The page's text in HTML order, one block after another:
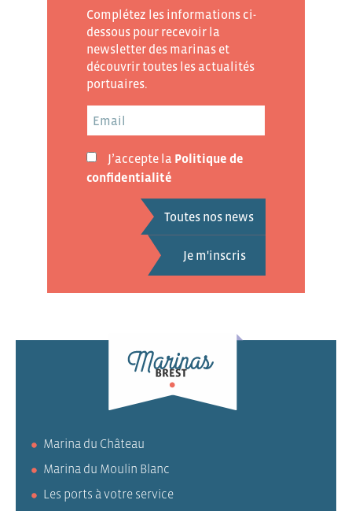
Complétez les informations ci-
dessous pour recevoir la
newsletter des marinas et
découvrir toutes les actualités
portuaires.
J’accepte la Politique de
confidentialité
Toutes nos news
Marina du Château
Marina du Moulin Blanc
Les ports à votre service